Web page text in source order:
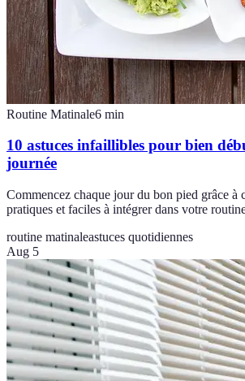
Routine Matinale6 min
10 astuces infaillibles pour bien
journée
Commencez chaque jour du bon pied grâce à
pratiques et faciles à intégrer dans votre
routine matinaleastuces quotidiennes
Aug 5